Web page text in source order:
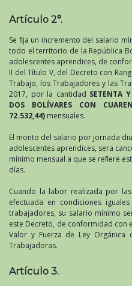
Artículo 2°.
Se ﬁja un incremento del salario
todo el territorio de la República
adolescentes aprendices, de
II del Título V, del Decreto con
Trabajo, los Trabajadores y las
2017, por la cantidad SETENTA
DOS BOLÍVARES CON
72.532,44) mensuales.
El monto del salario por jornada
adolescentes aprendices, sera
mínimo mensual a que se reﬁere
días.
Cuando la labor realizada por
efectuada en condiciones
trabajadores, su salario mínimo
este Decreto, de conformidad con
Valor y Fuerza de Ley
Trabajadoras.
Artículo 3.